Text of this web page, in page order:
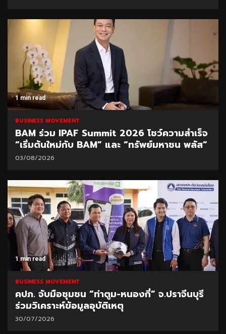
1 min read
BUSINESS MOVEMENT
BAM ร่วม IPAF Summit 2026 โชว์ความสำเร็จ
“เริ่มต้นใหม่กับ BAM” และ “ทรัพย์มหาชน พลัส”
03/08/2026
1 min read
BUSINESS MOVEMENT
คปภ. จับมือชุมชน “ท่าตูม-หนองกี่” จ.ปราจีนบุรี
ร่วมวิเคราะห์ข้อมูลอุบัติเหตุ
30/07/2026